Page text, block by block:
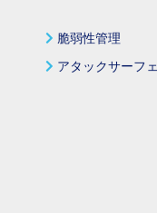
脆弱性管理
アタックサーフ